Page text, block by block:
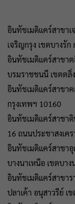
อินทัชเมดิแคร์สาขา
เจริญกรุง เขตบางรั
อินทัชเมดิแคร์สาขา
บรมราชชนนี เขตตลิ่
อินทัชเมดิแคร์สาขา
กรุงเทพฯ 10160
อินทัชเมดิแคร์สาชา
16 ถนนประชาสงเค
อินทัชเมดิแคร์สาชา
บางนาเหนือ เขตบา
อินทัชเมดิแคร์สาขา
ปลาเค้า อนุสาวรีย์ เ